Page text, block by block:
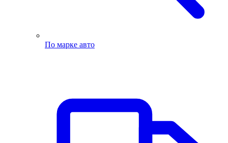
По марке авто